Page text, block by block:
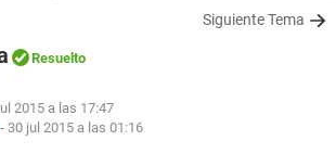
Siguiente Tema
Resuelto
2015 a las 17:47
- 30 jul 2015 a las 01:16